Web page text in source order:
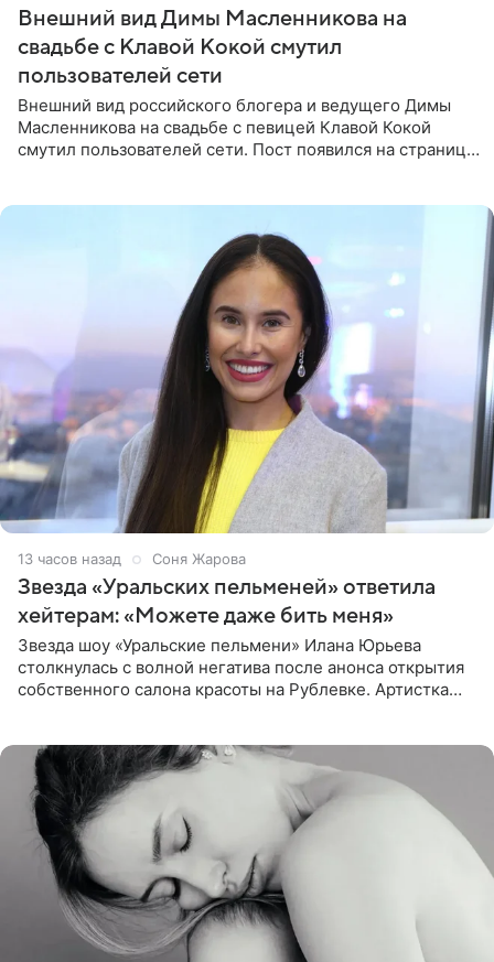
Внешний вид Димы Масленникова на
свадьбе с Клавой Кокой смутил
пользователей сети
Внешний вид российского блогера и ведущего Димы
Масленникова на свадьбе с певицей Клавой Кокой
смутил пользователей сети. Пост появился на странице
13 часов назад Соня Жарова
Звезда «Уральских пельменей» ответила
хейтерам: «Можете даже бить меня»
Звезда шоу «Уральские пельмени» Илана Юрьева
столкнулась с волной негатива после анонса открытия
собственного салона красоты на Рублевке. Артистка